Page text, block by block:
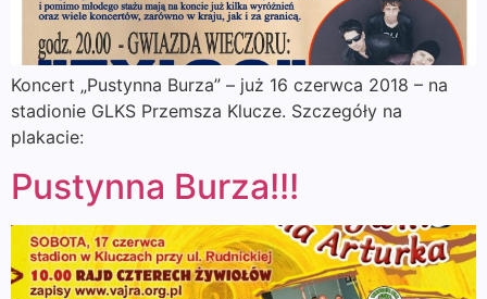
Koncert „Pustynna Burza” – już 16 czerwca 2018 – na
stadionie GLKS Przemsza Klucze. Szczegóły na
plakacie:
Pustynna Burza!!!